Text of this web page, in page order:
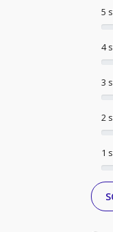
1
2
3
4
5